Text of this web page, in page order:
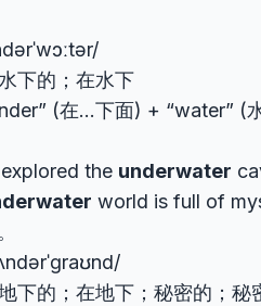
水下的；在水下
(在…下面) + “water” (
the underwater
world is full of
下的；在地下；秘密的；秘